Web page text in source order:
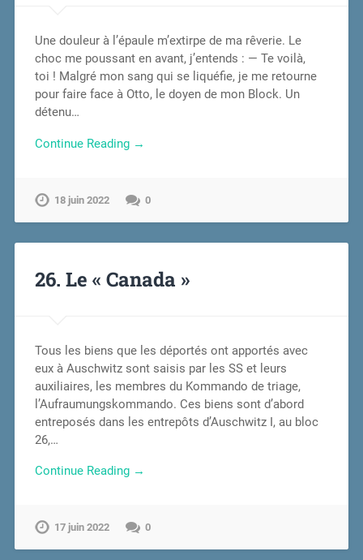
Une douleur à l’épaule m’extirpe de ma rêverie. Le
choc me poussant en avant, j’entends : — Te voilà,
toi ! Malgré mon sang qui se liquéfie, je me retourne
pour faire face à Otto, le doyen de mon Block. Un
détenu…
Continue Reading →
18 juin 2022 0
26. Le « Canada »
Tous les biens que les déportés ont apportés avec
eux à Auschwitz sont saisis par les SS et leurs
auxiliaires, les membres du Kommando de triage,
l’Aufraumungskommando. Ces biens sont d’abord
entreposés dans les entrepôts d’Auschwitz I, au bloc
26,…
Continue Reading →
17 juin 2022 0